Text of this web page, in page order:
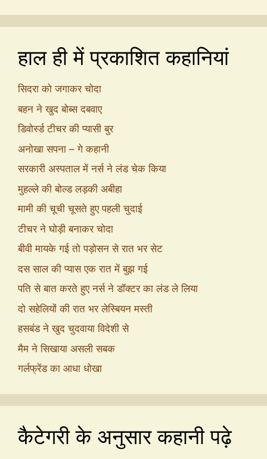
हाल ही में प्रकाशित कहानियां
सिदरा को जगाकर चोदा
बहन ने खुद बोब्स दबवाए
डिवोर्स्ड टीचर की प्यासी बुर
अनोखा सपना – गे कहानी
सरकारी अस्पताल में नर्स ने लंड चेक किया
मुहल्ले की बोल्ड लड़की अबीहा
मामी की चूची चूसते हुए पहली चुदाई
टीचर ने घोड़ी बनाकर चोदा
बीवी मायके गई तो पड़ोसन से रात भर सेट
दस साल की प्यास एक रात में बुझ गई
पति से बात करते हुए नर्स ने डॉक्टर का लंड ले लिया
दो सहेलियों की रात भर लेस्बियन मस्ती
हसबंड ने खुद चुदवाया विदेशी से
मैम ने सिखाया असली सबक
गर्लफ्रेंड का आधा धोखा
कैटेगरी के अनुसार कहानी पढ़े